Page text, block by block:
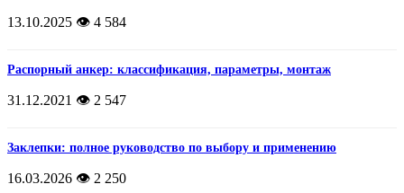
13.10.2025 👁️ 4 584
Распорный анкер: классификация, параметры, монтаж
31.12.2021 👁️ 2 547
Заклепки: полное руководство по выбору и применению
16.03.2026 👁️ 2 250